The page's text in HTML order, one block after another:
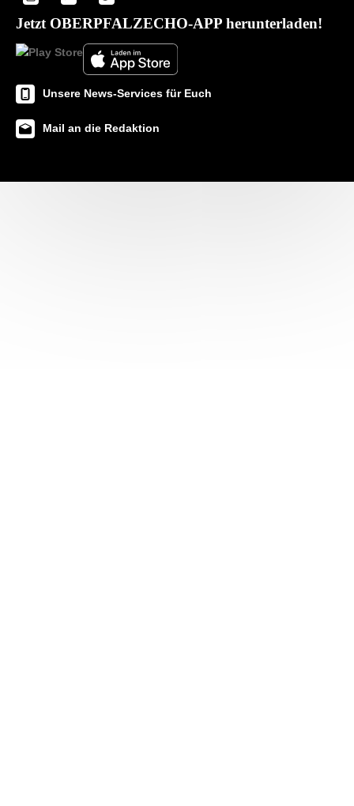
Jetzt OBERPFALZECHO-APP herunterladen!
Unsere News-Services für Euch
Mail an die Redaktion